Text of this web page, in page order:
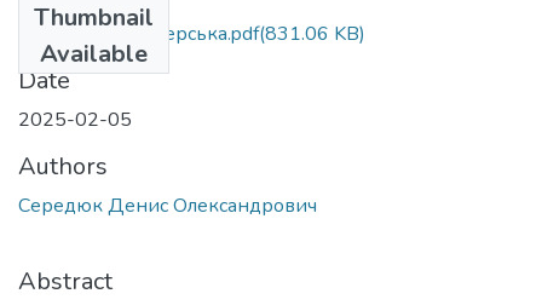
Thumbnail
Available
Середюк Магістерська.pdf(831.06 KB)
Date
2025-02-05
Authors
Середюк Денис Олександрович
Abstract